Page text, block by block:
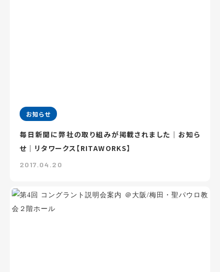
お知らせ
毎日新聞に弊社の取り組みが掲載されました｜お知ら
せ｜リタワークス【RITAWORKS】
2017.04.20